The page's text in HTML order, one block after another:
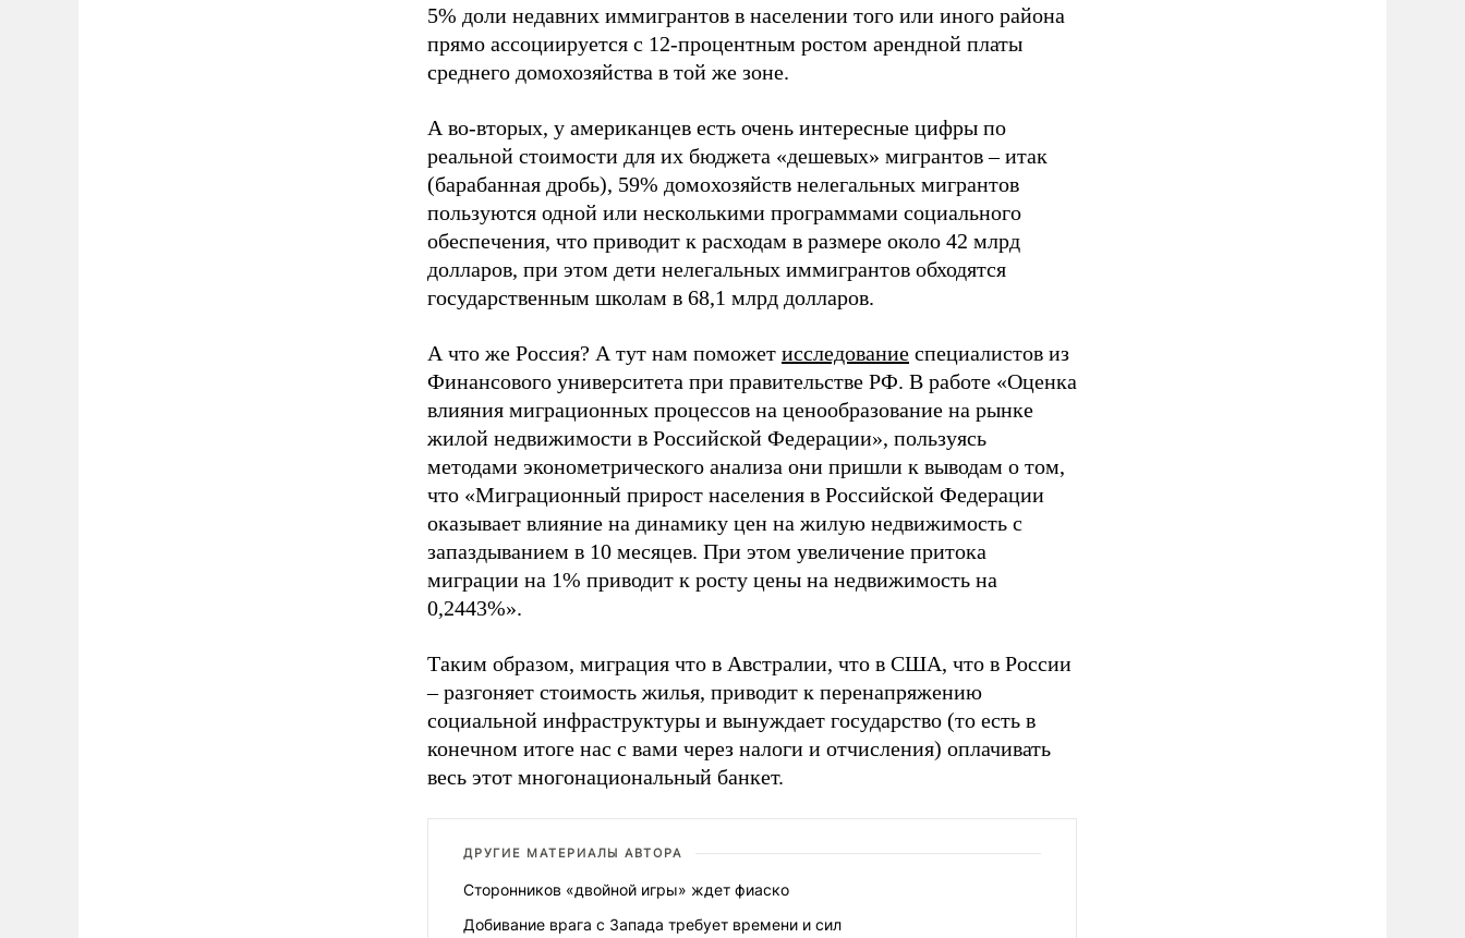
5% доли недавних иммигрантов в населении того или иного района
прямо ассоциируется с 12-процентным ростом арендной платы
среднего домохозяйства в той же зоне.
А во-вторых, у американцев есть очень интересные цифры по
реальной стоимости для их бюджета «дешевых» мигрантов – итак
(барабанная дробь), 59% домохозяйств нелегальных мигрантов
пользуются одной или несколькими программами социального
обеспечения, что приводит к расходам в размере около 42 млрд
долларов, при этом дети нелегальных иммигрантов обходятся
государственным школам в 68,1 млрд долларов.
А что же Россия? А тут нам поможет исследование специалистов из
Финансового университета при правительстве РФ. В работе «Оценка
влияния миграционных процессов на ценообразование на рынке
жилой недвижимости в Российской Федерации», пользуясь
методами эконометрического анализа они пришли к выводам о том,
что «Миграционный прирост населения в Российской Федерации
оказывает влияние на динамику цен на жилую недвижимость с
запаздыванием в 10 месяцев. При этом увеличение притока
миграции на 1% приводит к росту цены на недвижимость на
0,2443%».
Таким образом, миграция что в Австралии, что в США, что в России
– разгоняет стоимость жилья, приводит к перенапряжению
социальной инфраструктуры и вынуждает государство (то есть в
конечном итоге нас с вами через налоги и отчисления) оплачивать
весь этот многонациональный банкет.
ДРУГИЕ МАТЕРИАЛЫ АВТОРА
Сторонников «двойной игры» ждет фиаско
Добивание врага с Запада требует времени и сил